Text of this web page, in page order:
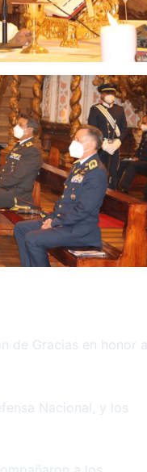
de Gracias en honor a
Nacional, y los